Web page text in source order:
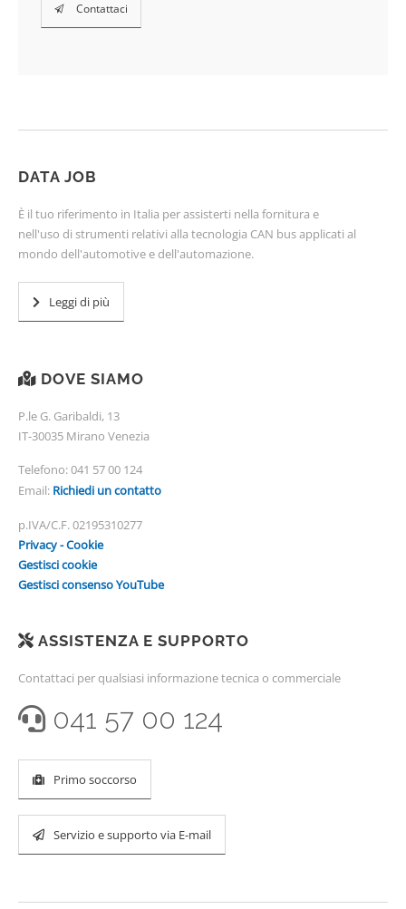
Contattaci
DATA JOB
È il tuo riferimento in Italia per assisterti nella fornitura e
nell'uso di strumenti relativi alla tecnologia CAN bus applicati al
mondo dell'automotive e dell'automazione.
Leggi di più
DOVE SIAMO
P.le G. Garibaldi, 13
IT-30035 Mirano Venezia
Telefono:041 57 00 124
Email: Richiedi un contatto
p.IVA/C.F. 02195310277
Privacy - Cookie
Gestisci cookie
Gestisci consenso YouTube
ASSISTENZA E SUPPORTO
Contattaci per qualsiasi informazione tecnica o commerciale
041 57 00 124
Primo soccorso
Servizio e supporto via E-mail